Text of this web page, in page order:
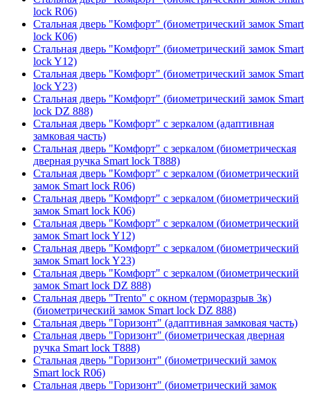
lock R06)
Стальная дверь "Комфорт" (биометрический замок Smart
lock К06)
Стальная дверь "Комфорт" (биометрический замок Smart
lock Y12)
Стальная дверь "Комфорт" (биометрический замок Smart
lock Y23)
Стальная дверь "Комфорт" (биометрический замок Smart
lock DZ 888)
Стальная дверь "Комфорт" с зеркалом (адаптивная
замковая часть)
Стальная дверь "Комфорт" с зеркалом (биометрическая
дверная ручка Smart lock T888)
Стальная дверь "Комфорт" с зеркалом (биометрический
замок Smart lock R06)
Стальная дверь "Комфорт" с зеркалом (биометрический
замок Smart lock К06)
Стальная дверь "Комфорт" с зеркалом (биометрический
замок Smart lock Y12)
Стальная дверь "Комфорт" с зеркалом (биометрический
замок Smart lock Y23)
Стальная дверь "Комфорт" с зеркалом (биометрический
замок Smart lock DZ 888)
Стальная дверь "Trento" с окном (терморазрыв 3к)
(биометрический замок Smart lock DZ 888)
Стальная дверь "Горизонт" (адаптивная замковая часть)
Стальная дверь "Горизонт" (биометрическая дверная
ручка Smart lock T888)
Стальная дверь "Горизонт" (биометрический замок
Smart lock R06)
Стальная дверь "Горизонт" (биометрический замок